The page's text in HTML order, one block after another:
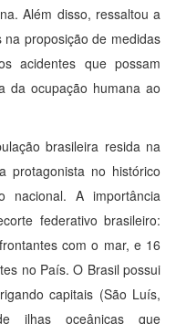
Além disso, ressaltou a
proposição de medidas
acidentes que possam
da ocupação humana ao
brasileira resida na
protagonista no histórico
nacional. A importância
federativo brasileiro:
com o mar, e 16
no País. O Brasil possui
capitais (São Luís,
ilhas oceânicas que